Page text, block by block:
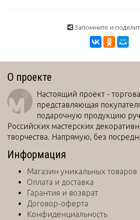
Запомните и
О проекте
Настоящий проект -
представляющая
подарочную продукцию
Российских мастерских
творчества. Напрямую, без
Информация
Магазин уникальных товаров
Оплата и доставка
Гарантия и возврат
Договор-оферта
Конфиденциальность